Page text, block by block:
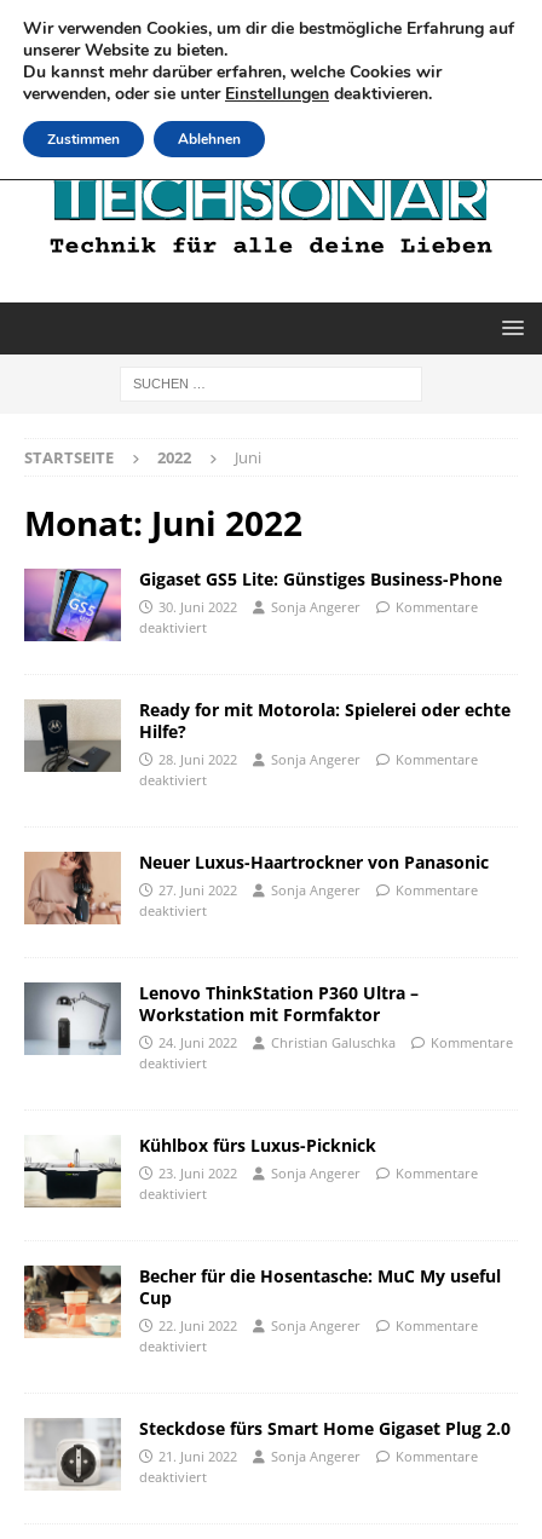
STARTSEITE 2022 Juni
Monat: Juni 2022
Gigaset GS5 Lite: Günstiges Business-Phone
30. Juni 2022 Sonja Angerer
Kommentare
deaktiviert
Ready for mit Motorola: Spielerei oder echte
Hilfe?
28. Juni 2022 Sonja Angerer
Kommentare
deaktiviert
Neuer Luxus-Haartrockner von Panasonic
27. Juni 2022 Sonja Angerer
Kommentare
deaktiviert
Lenovo ThinkStation P360 Ultra –
Workstation mit Formfaktor
24. Juni 2022 Christian Galuschka
Kommentare
deaktiviert
Kühlbox fürs Luxus-Picknick
23. Juni 2022 Sonja Angerer
Kommentare
deaktiviert
Becher für die Hosentasche: MuC My useful
Cup
22. Juni 2022 Sonja Angerer
Kommentare
deaktiviert
Steckdose fürs Smart Home Gigaset Plug 2.0
21. Juni 2022 Sonja Angerer
Kommentare
deaktiviert
Wir verwenden Cookies, um dir die bestmögliche Erfahrung auf
unserer Website zu bieten.
Du kannst mehr darüber erfahren, welche Cookies wir
verwenden, oder sie unter Einstellungen deaktivieren.
Zustimmen Ablehnen